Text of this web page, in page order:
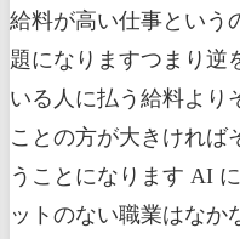
給料が高い仕事という
題になりますつまり逆
いる人に払う給料より
ことの方が大きければ
うことになります AI
ットのない職業はなか